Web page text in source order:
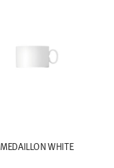
MEDAILLON WHITE